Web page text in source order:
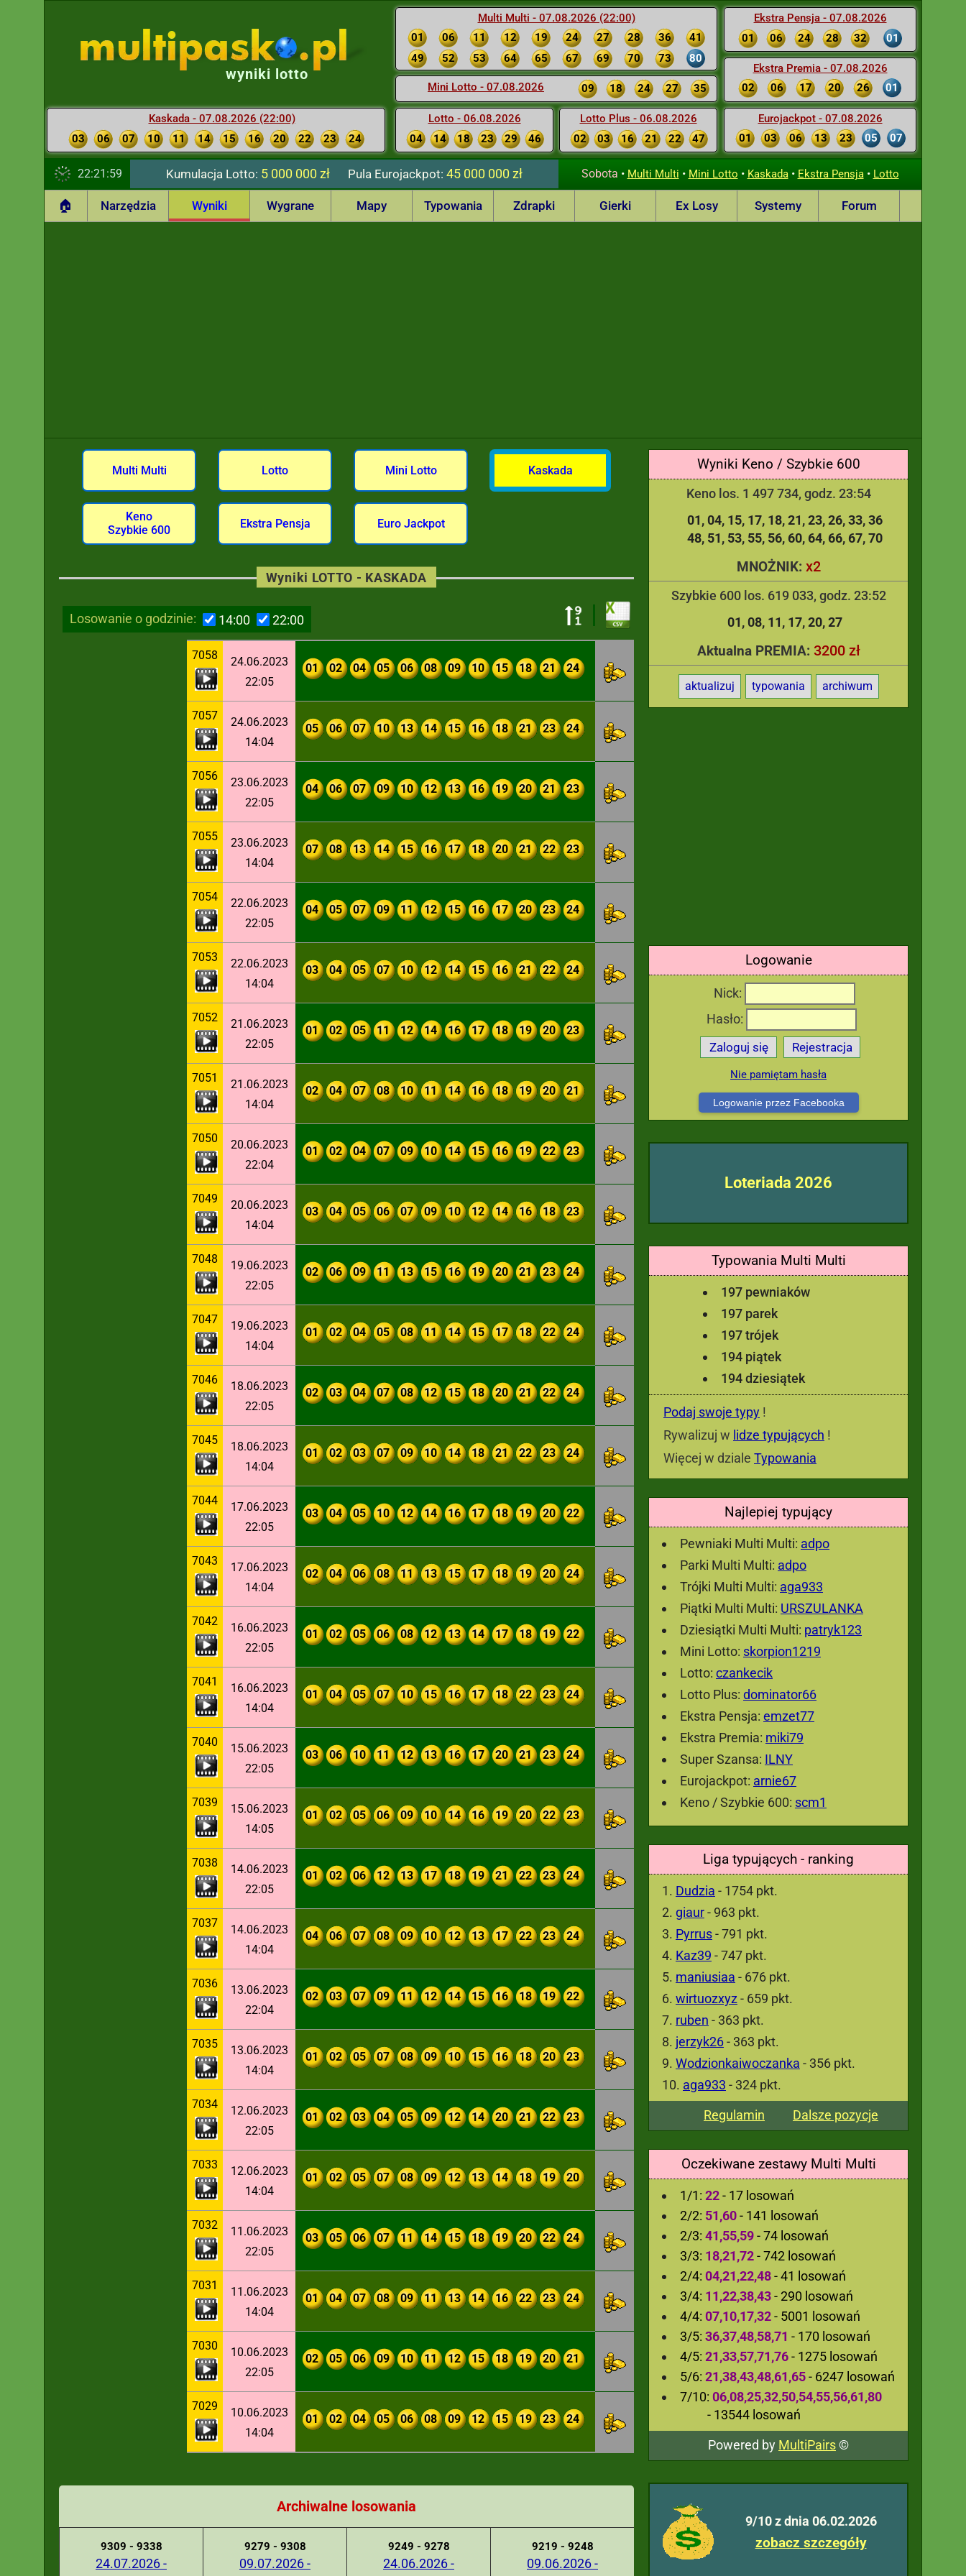
Multi Multi - 07.08.2026 (22:00)
01
06 11 12 19 24 27 28 36
41
49
52 53 64 65 67 69 70 73 80
Mini Lotto - 07.08.2026 09 18 24 27 35
Lotto - 06.08.2026
04
14 18 23 29 46
Lotto Plus - 06.08.2026
02
03 16 21 22 47
Ekstra Pensja - 07.08.2026
01
06 24 28 32 01
Ekstra Premia - 07.08.2026
02
06 17 20 26 01
Eurojackpot - 07.08.2026
01
03 06 13 23 05 07
wyniki lotto
Kaskada - 07.08.2026 (22:00)
03
06 07 10 11 14 15 16 20 22 23 24
22:22:00 Kumulacja Lotto: 5 000 000 zł PulaEurojackpot: 45 000 000 zł Sobota • Multi Multi • Mini Lotto • Kaskada• Ekstra Pensja• Lotto
🏠 Narzędzia Wyniki Wygrane Mapy Typowania Zdrapki Gierki Ex Losy Systemy Forum
Wyniki Keno / Szybkie 600
Keno los. 1 497 734, godz. 23:54
01 04 15 17 18 21 23 26 33 36
48 51 53 55 56 60 64 66 67 70
MNOŻNIK: x2
Szybkie 600 los. 619 033, godz. 23:52
01 08 11 17 20 27
Aktualna PREMIA: 3200 zł
aktualizuj typowania archiwum
Logowanie
Nick:
Hasło:
Zaloguj się Rejestracja
Nie pamiętam hasła
Logowanie przez Facebooka
Loteriada 2026
Typowania Multi Multi
197 pewniaków
197 parek
197 trójek
194 piątek
194 dziesiątek
Podaj swoje typy !
Rywalizuj w lidze typujących !
Więcej w dziale Typowania
Najlepiej typujący
Pewniaki Multi Multi: adpo
Parki Multi Multi: adpo
Trójki Multi Multi: aga933
Piątki Multi Multi: URSZULANKA
Dziesiątki Multi Multi: patryk123
Mini Lotto: skorpion1219
Lotto: czankecik
Lotto Plus: dominator66
Ekstra Pensja: emzet77
Ekstra Premia: miki79
Super Szansa: ILNY
Eurojackpot: arnie67
Keno / Szybkie 600: scm1
Liga typujących - ranking
Dudzia - 1754 pkt.
giaur- 963 pkt.
Pyrrus- 791 pkt.
Kaz39 - 747 pkt.
maniusiaa - 676 pkt.
wirtuozxyz - 659 pkt.
ruben - 363 pkt.
jerzyk26- 363 pkt.
Wodzionkaiwoczanka - 356 pkt.
aga933 - 324 pkt.
Regulamin
Dalsze pozycje
Oczekiwane zestawy Multi Multi
1/1: 22- 17 losowań
2/2: 51,60- 141 losowań
2/3: 41,55,59- 74 losowań
3/3: 18,21,72- 742 losowań
2/4: 04,21,22,48- 41 losowań
3/4: 11,22,38,43- 290 losowań
4/4: 07,10,17,32- 5001 losowań
3/5: 36,37,48,58,71 - 170 losowań
4/5: 21,33,57,71,76- 1275 losowań
5/6: 21,38,43,48,61,65- 6247 losowań
7/10: 06,08,25,32,50,54,55,56,61,80
- 13544 losowań
Powered by MultiPairs©
9/10 z dnia 06.02.2026
zobacz szczegóły
Multi Multi Lotto Mini Lotto Kaskada
Keno
Szybkie 600
Ekstra Pensja Euro Jackpot
Losowanie o godzinie: 14:00 22:00
Wyniki LOTTO - KASKADA
7058
24.06.2023
22:05
01 02 04 05 06 08 09 10 15 18 21 24
7057
24.06.2023
14:04
05 06 07 10 13 14 15 16 18 21 23 24
7056
23.06.2023
22:05
04 06 07 09 10 12 13 16 19 20 21 23
7055
23.06.2023
14:04
07 08 13 14 15 16 17 18 20 21 22 23
7054
22.06.2023
22:05
04 05 07 09 11 12 15 16 17 20 23 24
7053
22.06.2023
14:04
03 04 05 07 10 12 14 15 16 21 22 24
7052
21.06.2023
22:05
01 02 05 11 12 14 16 17 18 19 20 23
7051
21.06.2023
14:04
02 04 07 08 10 11 14 16 18 19 20 21
7050
20.06.2023
22:04
01 02 04 07 09 10 14 15 16 19 22 23
7049
20.06.2023
14:04
03 04 05 06 07 09 10 12 14 16 18 23
7048
19.06.2023
22:05
02 06 09 11 13 15 16 19 20 21 23 24
7047
19.06.2023
14:04
01 02 04 05 08 11 14 15 17 18 22 24
7046
18.06.2023
22:05
02 03 04 07 08 12 15 18 20 21 22 24
7045
18.06.2023
14:04
01 02 03 07 09 10 14 18 21 22 23 24
7044
17.06.2023
22:05
03 04 05 10 12 14 16 17 18 19 20 22
7043
17.06.2023
14:04
02 04 06 08 11 13 15 17 18 19 20 24
7042
16.06.2023
22:05
01 02 05 06 08 12 13 14 17 18 19 22
7041
16.06.2023
14:04
01 04 05 07 10 15 16 17 18 22 23 24
7040
15.06.2023
22:05
03 06 10 11 12 13 16 17 20 21 23 24
7039
15.06.2023
14:05
01 02 05 06 09 10 14 16 19 20 22 23
7038
14.06.2023
22:05
01 02 06 12 13 17 18 19 21 22 23 24
7037
14.06.2023
14:04
04 06 07 08 09 10 12 13 17 22 23 24
7036
13.06.2023
22:04
02 03 07 09 11 12 14 15 16 18 19 22
7035
13.06.2023
14:04
01 02 05 07 08 09 10 15 16 18 20 23
7034
12.06.2023
22:05
01 02 03 04 05 09 12 14 20 21 22 23
7033
12.06.2023
14:04
01 02 05 07 08 09 12 13 14 18 19 20
7032
11.06.2023
22:05
03 05 06 07 11 14 15 18 19 20 22 24
7031
11.06.2023
14:04
01 04 07 08 09 11 13 14 16 22 23 24
7030
10.06.2023
22:05
02 05 06 09 10 11 12 15 18 19 20 21
7029
10.06.2023
14:04
01 02 04 05 06 08 09 12 15 19 23 24
Archiwalne losowania
9309 - 9338
24.07.2026 -
9279 - 9308
09.07.2026 -
9249 - 9278
24.06.2026 -
9219 - 9248
09.06.2026 -